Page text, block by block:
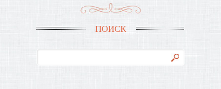
ПОИСК